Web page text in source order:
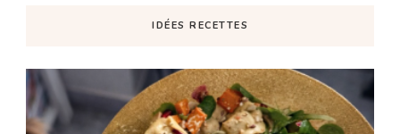
IDÉES RECETTES